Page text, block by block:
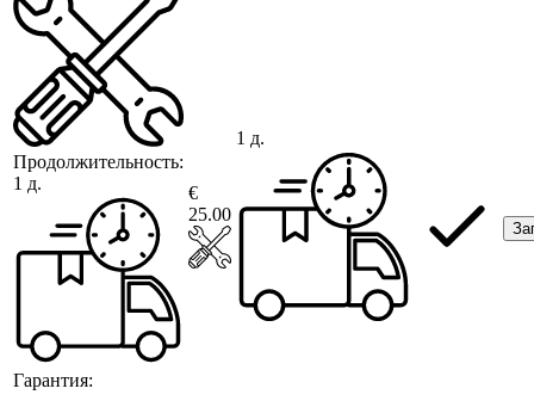
Продолжительность:
1 д.
Гарантия:
€
25.00
1 д.